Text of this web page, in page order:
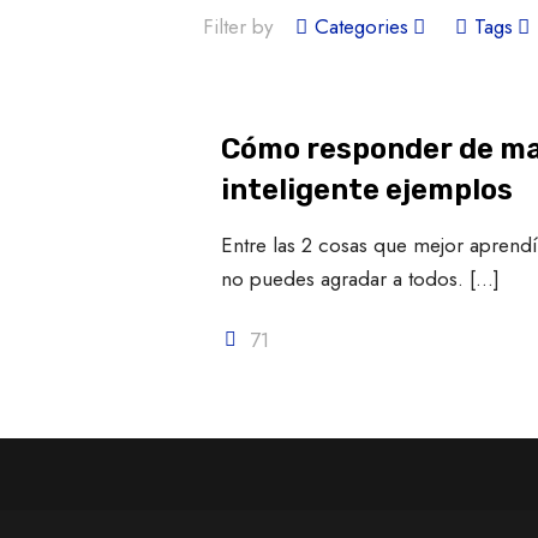
Filter by Categories Tags
Cómo responder de
inteligente ejemplos
Entre las 2 cosas que mejor
no puedes agradar a todos. […]
71